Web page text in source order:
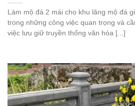
Làm mộ đá 2 mái cho khu lăng mộ đá
trong những công việc quan trọng và
việc lưu giữ truyền thống văn hóa [...]